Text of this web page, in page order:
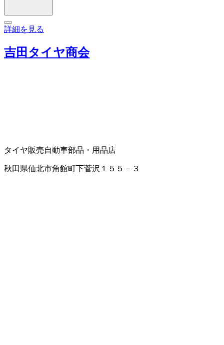
詳細を見る
吉田タイヤ商会
タイヤ販売自動車部品・用品店
秋田県仙北市角館町下菅沢１５５－３